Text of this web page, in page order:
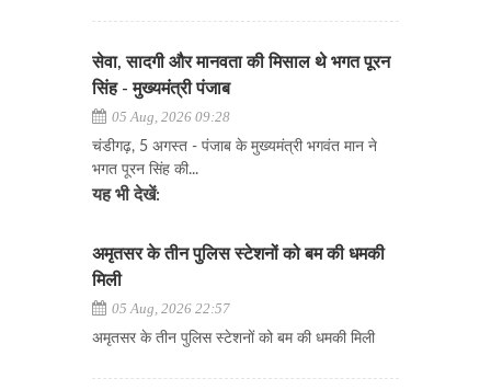
सेवा, सादगी और मानवता की मिसाल थे भगत पूरन
सिंह - मुख्यमंत्री पंजाब
05 Aug, 2026 09:28
चंडीगढ़, 5 अगस्त - पंजाब के मुख्यमंत्री भगवंत मान ने
भगत पूरन सिंह की...
यह भी देखें:
अमृतसर के तीन पुलिस स्टेशनों को बम की धमकी
मिली
05 Aug, 2026 22:57
अमृतसर के तीन पुलिस स्टेशनों को बम की धमकी मिली